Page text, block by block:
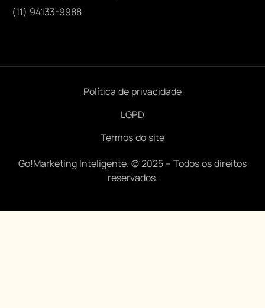
(11) 94133-9988
Go!Marketing Inteligente. © 2025 – Todos os direitos
reservados.
Política de privacidade
LGPD
Termos do site